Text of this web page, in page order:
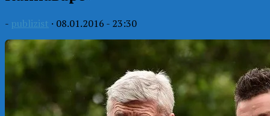
- publizist · 08.01.2016 - 23:30